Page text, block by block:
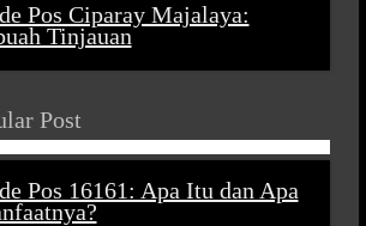
Pos Ciparay Majalaya:
Tinjauan
Post
Pos 16161: Apa Itu dan Apa